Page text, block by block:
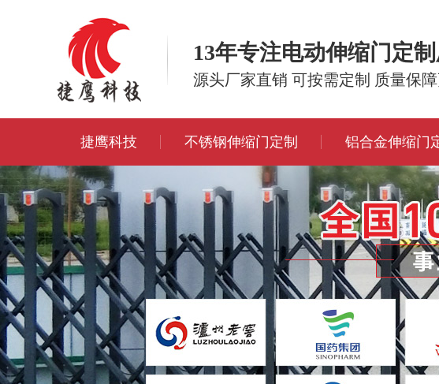
13年专注电动伸缩门定
源头厂家直销 可按需定制 质量保
捷鹰科技 不锈钢伸缩门定制 铝合金伸缩门